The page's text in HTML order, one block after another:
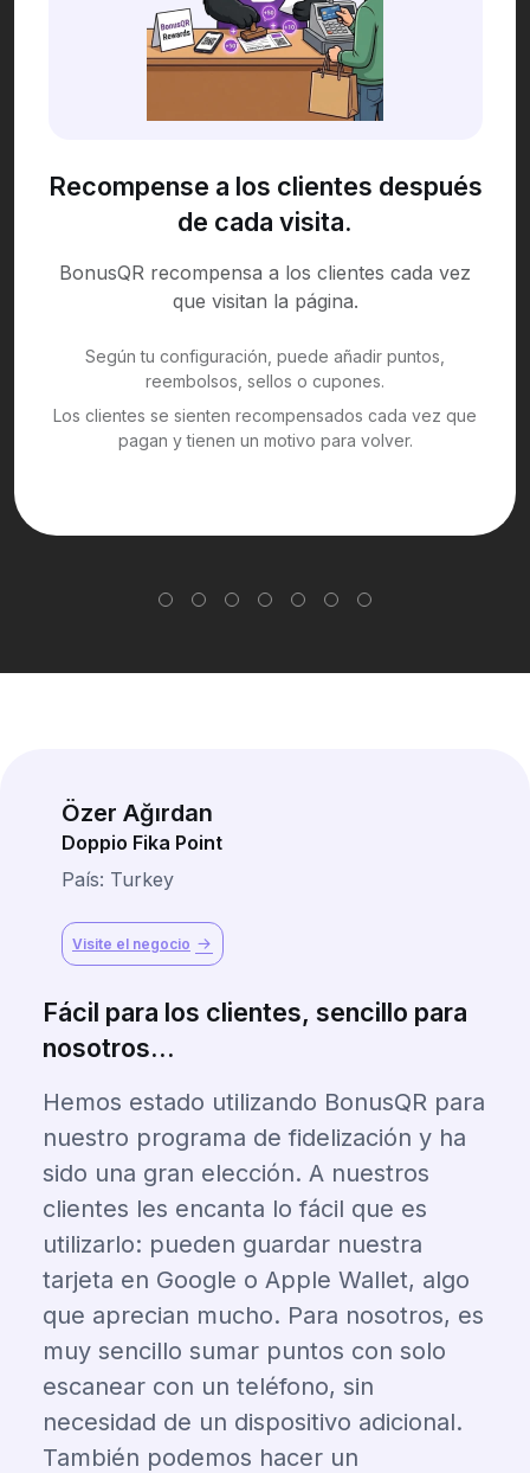
Recompense a los clientes después
de cada visita.
BonusQR recompensa a los clientes cada vez
que visitan la página.
Según tu configuración, puede añadir puntos,
reembolsos, sellos o cupones.
Los clientes se sienten recompensados cada vez que
pagan y tienen un motivo para volver.
Özer Ağırdan
Doppio Fika Point
País: Turkey
Visite el negocio
Fácil para los clientes, sencillo para
nosotros...
Hemos estado utilizando BonusQR para
nuestro programa de fidelización y ha
sido una gran elección. A nuestros
clientes les encanta lo fácil que es
utilizarlo: pueden guardar nuestra
tarjeta en Google o Apple Wallet, algo
que aprecian mucho. Para nosotros, es
muy sencillo sumar puntos con solo
escanear con un teléfono, sin
necesidad de un dispositivo adicional.
También podemos hacer un